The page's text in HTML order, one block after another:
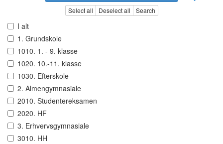
Select all Deselect all Search
I alt
1. Grundskole
1010. 1. - 9. klasse
1020. 10.-11. klasse
1030. Efterskole
2. Almengymnasiale
2010. Studentereksamen
2020. HF
3. Erhvervsgymnasiale
3010. HH